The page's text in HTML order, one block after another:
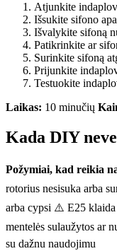
Atjunkite
Išsukite sifono
Išvalykite sifoną
Patikrinkite ar
Surinkite sifoną
Prijunkite
Testuokite
Laikas: 10 minučių
Kada DIY
Požymiai, kad reikia
rotorius nesisuka arba
arba cypsi ⚠️ E25
mentelės sulaužytos ar
su dažnu naudojimu